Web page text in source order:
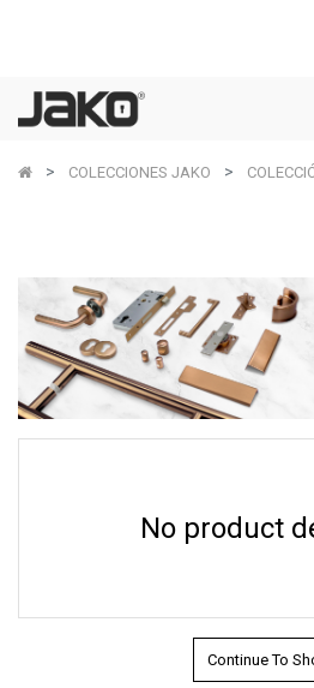
COLECCIONES JAKO
No product
Continue To